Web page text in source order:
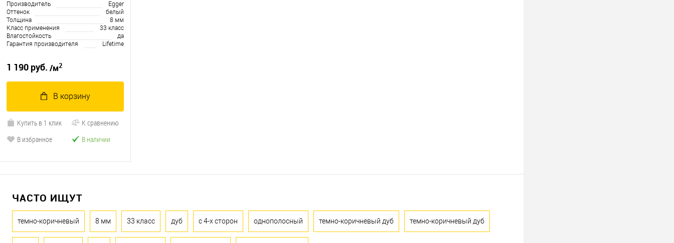
Производитель
Egger
Оттенок
белый
Толщина
8 мм
Класс применения
33 класс
Влагостойкость
да
Гарантия производителя
Lifetime
1 190 руб. /м2
В корзину
Купить в 1 клик
К сравнению
В избранное
В наличии
ЧАСТО ИЩУТ
темно-коричневый 8 мм 33 класс дуб с 4-х сторон однополосный темно-коричневый дуб темно-коричневый дуб